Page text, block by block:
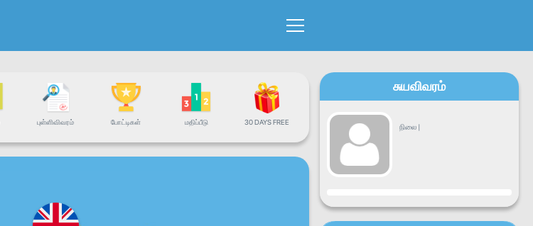
புள்ளிவிவரம் போட்டிகள் மதிப்பீடு 30 DAYS FREE
சுயவிவரம்
நிலை |